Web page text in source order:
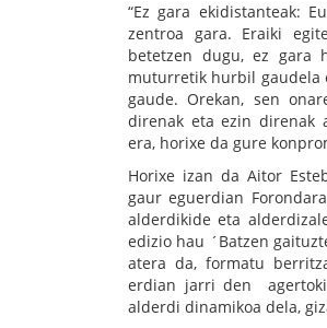
“Ez gara ekidistanteak:
zentroa gara. Eraiki
betetzen dugu, ez gara
muturretik hurbil gaudela
gaude. Orekan, sen
direnak eta ezin direnak
era, horixe da gure
Horixe izan da Aitor
gaur eguerdian
alderdikide eta
edizio hau ´Batzen
atera da, formatu
erdian jarri den agertoki
alderdi dinamikoa dela,